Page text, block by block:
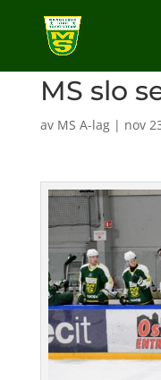
MS slo
av MS A-lag| nov